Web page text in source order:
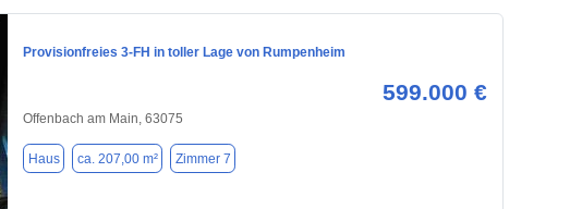
Provisionfreies 3-FH in toller Lage von Rumpenheim
599.000 €
Offenbach am Main, 63075
Haus ca. 207,00 m² Zimmer 7